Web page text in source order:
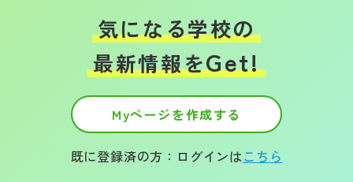
気になる学校の
最新情報をGet!
Myページを作成する
既に登録済の方：ログインはこちら